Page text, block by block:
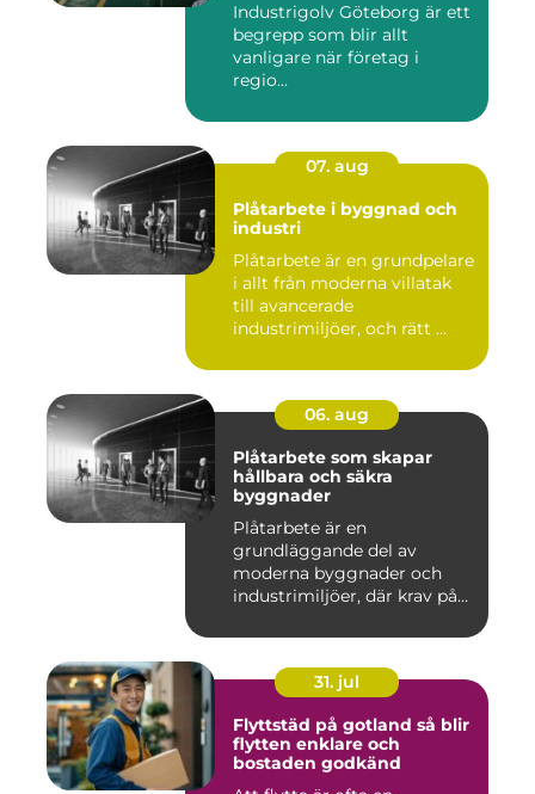
Industrigolv Göteborg är ett
begrepp som blir allt
vanligare när företag i
regio...
07. aug
Plåtarbete i byggnad och
industri
Plåtarbete är en grundpelare
i allt från moderna villatak
till avancerade
industrimiljöer, och rätt ...
06. aug
Plåtarbete som skapar
hållbara och säkra
byggnader
Plåtarbete är en
grundläggande del av
moderna byggnader och
industrimiljöer, där krav på
31. jul
Flyttstäd på gotland så blir
flytten enklare och
bostaden godkänd